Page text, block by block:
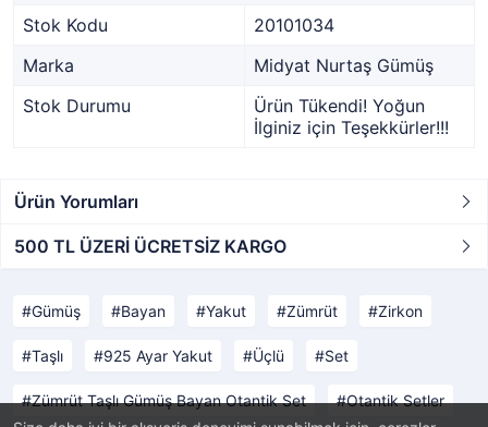
Stok Kodu
20101034
Marka
Midyat Nurtaş Gümüş
Stok Durumu
Ürün Tükendi! Yoğun
İlginiz için Teşekkürler!!!
Ürün Yorumları
500 TL ÜZERİ ÜCRETSİZ KARGO
Gümüş Bayan Yakut Zümrüt Zirkon
Taşlı 925 Ayar Yakut Üçlü Set
Zümrüt Taşlı Gümüş Bayan Otantik Set Otantik Setler